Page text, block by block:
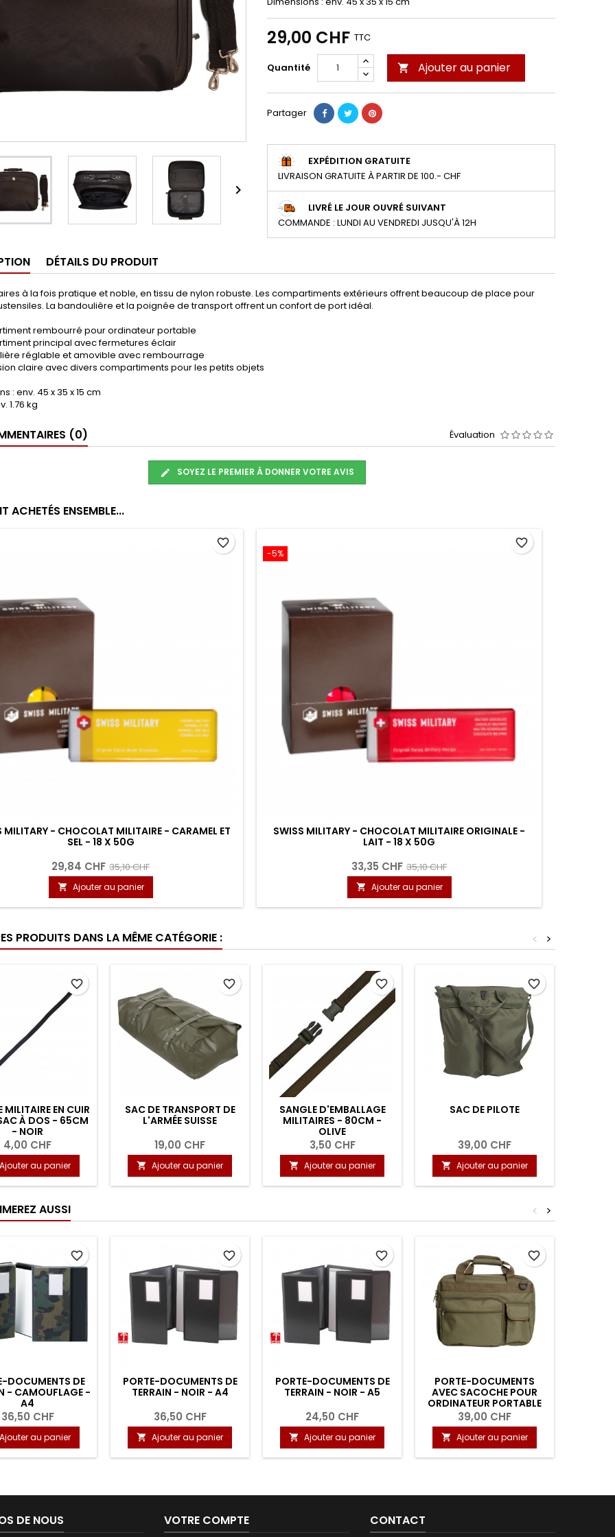

29,00 CHF TTC
Quantité  Ajouter au panier
Partager
EXPÉDITION GRATUITE
LIVRAISON GRATUITE À PARTIR DE 100.- CHF
LIVRÉ LE JOUR OUVRÉ SUIVANT
COMMANDE : LUNDI AU VENDREDI JUSQU'À 12H
DÉTAILS DU PRODUIT
à la fois pratique et noble, en tissu de nylon robuste. Les compartiments extérieurs offrent beaucoup de place pour
La bandoulière et la poignée de transport offrent un confort de port idéal.
rembourré pour ordinateur portable
principal avec fermetures éclair
réglable et amovible avec rembourrage
claire avec divers compartiments pour les petits objets
: env. 45 x 35 x 15 cm
1.76 kg
(0) Évaluation
SOYEZ LE PREMIER À DONNER VOTRE AVIS
ACHETÉS ENSEMBLE...
MILITARY - CHOCOLAT MILITAIRE - CARAMEL ET
SEL - 18 X 50G
29,84 CHF 35,10 CHF
 Ajouter au panier
favorite_border
-5%
SWISS MILITARY - CHOCOLAT MILITAIRE ORIGINALE -
LAIT - 18 X 50G
33,35 CHF 35,10 CHF
 Ajouter au panier
favorite_border
PRODUITS DANS LA MÊME CATÉGORIE : >
<
MILITAIRE EN CUIR
À DOS - 65CM
- NOIR
4,00 CHF
Ajouter au panier
favorite_border
SAC DE TRANSPORT DE
L'ARMÉE SUISSE
19,00 CHF
 Ajouter au panier
favorite_border
SANGLE D'EMBALLAGE
MILITAIRES - 80CM -
OLIVE
3,50 CHF
 Ajouter au panier
favorite_border
SAC DE PILOTE
39,00 CHF
 Ajouter au panier
favorite_border
AUSSI >
<
DOCUMENTS DE
- CAMOUFLAGE -
A4
36,50 CHF
Ajouter au panier
favorite_border
PORTE-DOCUMENTS DE
TERRAIN - NOIR - A4
36,50 CHF
 Ajouter au panier
favorite_border
PORTE-DOCUMENTS DE
TERRAIN - NOIR - A5
24,50 CHF
 Ajouter au panier
favorite_border
PORTE-DOCUMENTS
AVEC SACOCHE POUR
ORDINATEUR PORTABLE
39,00 CHF
 Ajouter au panier
favorite_border
DE NOUS VOTRE COMPTE CONTACT